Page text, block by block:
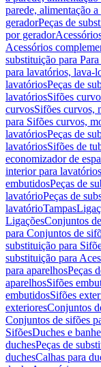
parede, alimentação
geradorPeças de
por gerador
Acessórios
substituição para
para lavatórios, lava-
lavatóriosPeças de
lavatóriosSifões
curvosSifões curvos,
para Sifões curvos,
lavatóriosPeças de
lavatóriosSifões de
economizador de
interior para
embutidosPeças de
lavatórioPeças de
lavatórioTampas
LigaçõesConjuntos
para Conjuntos de
substituição para
substituição para
para aparelhosPeças
aparelhosSifões
embutidosSifões
exterioresConjuntos
Conjuntos de sifões
SifõesDuches e
duchesPeças de
duchesCalhas para